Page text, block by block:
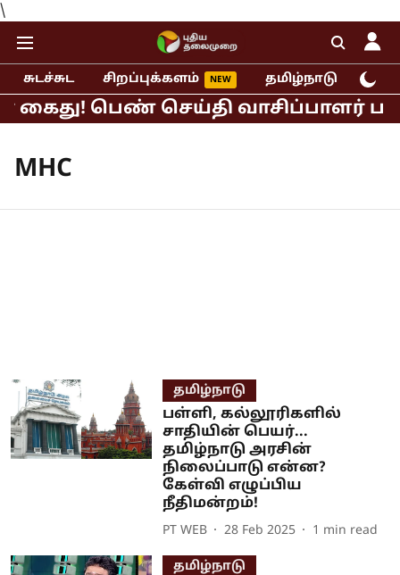
\
சுடச்சுட சிறப்புக்களம் தமிழ்நாடு
பெண் செய்தி வாசிப்பாளர்
MHC
தமிழ்நாடு
பள்ளி, கல்லூரிகளில்
சாதியின் பெயர்...
தமிழ்நாடு அரசின்
நிலைப்பாடு என்ன?
கேள்வி எழுப்பிய
நீதிமன்றம்!
PT WEB 28 Feb 2025 1 min read
தமிழ்நாடு